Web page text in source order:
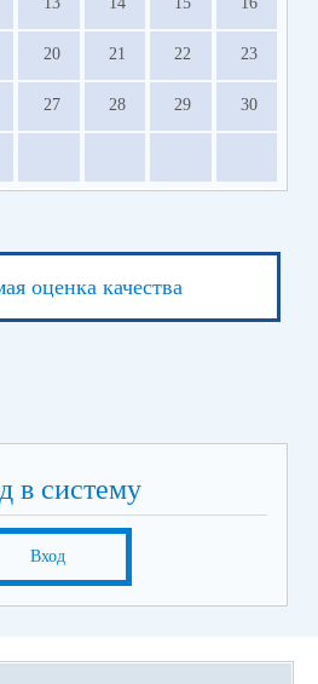
20 21 22 23
27 28 29 30
оценка качества
в систему
Вход